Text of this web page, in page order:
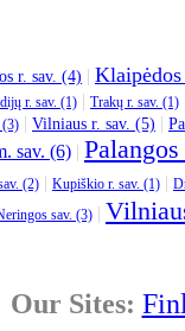
r. sav. (4)
Klaipėdos
r. sav. (1) Trakų r. sav. (1)
(3) Vilniaus r. sav. (5)
sav. (6)
Palangos
(2) Kupiškio r. sav. (1)
sav. (3)
Our Sites: